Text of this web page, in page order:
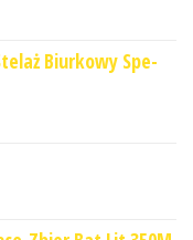
Biurkowy Spe-